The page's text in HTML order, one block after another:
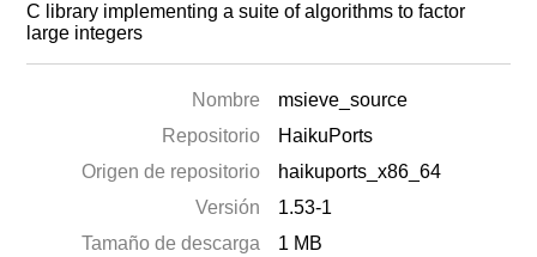
C library implementing a suite of algorithms to factor
large integers
Nombre
msieve_source
Repositorio
HaikuPorts
Origen de repositorio
haikuports_x86_64
Versión
1.53-1
Tamaño de descarga
1 MB